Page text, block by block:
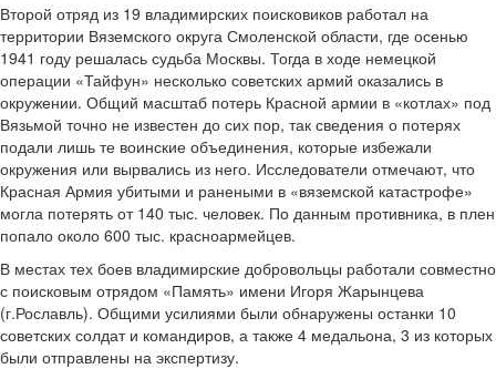
Второй отряд из 19 владимирских поисковиков работал на
территории Вяземского округа Смоленской области, где осенью
1941 году решалась судьба Москвы. Тогда в ходе немецкой
операции «Тайфун» несколько советских армий оказались в
окружении. Общий масштаб потерь Красной армии в «котлах» под
Вязьмой точно не известен до сих пор, так сведения о потерях
подали лишь те воинские объединения, которые избежали
окружения или вырвались из него. Исследователи отмечают, что
Красная Армия убитыми и ранеными в «вяземской катастрофе»
могла потерять от 140 тыс. человек. По данным противника, в плен
попало около 600 тыс. красноармейцев.
В местах тех боев владимирские добровольцы работали совместно
с поисковым отрядом «Память» имени Игоря Жарынцева
(г.Рославль). Общими усилиями были обнаружены останки 10
советских солдат и командиров, а также 4 медальона, 3 из которых
были отправлены на экспертизу.